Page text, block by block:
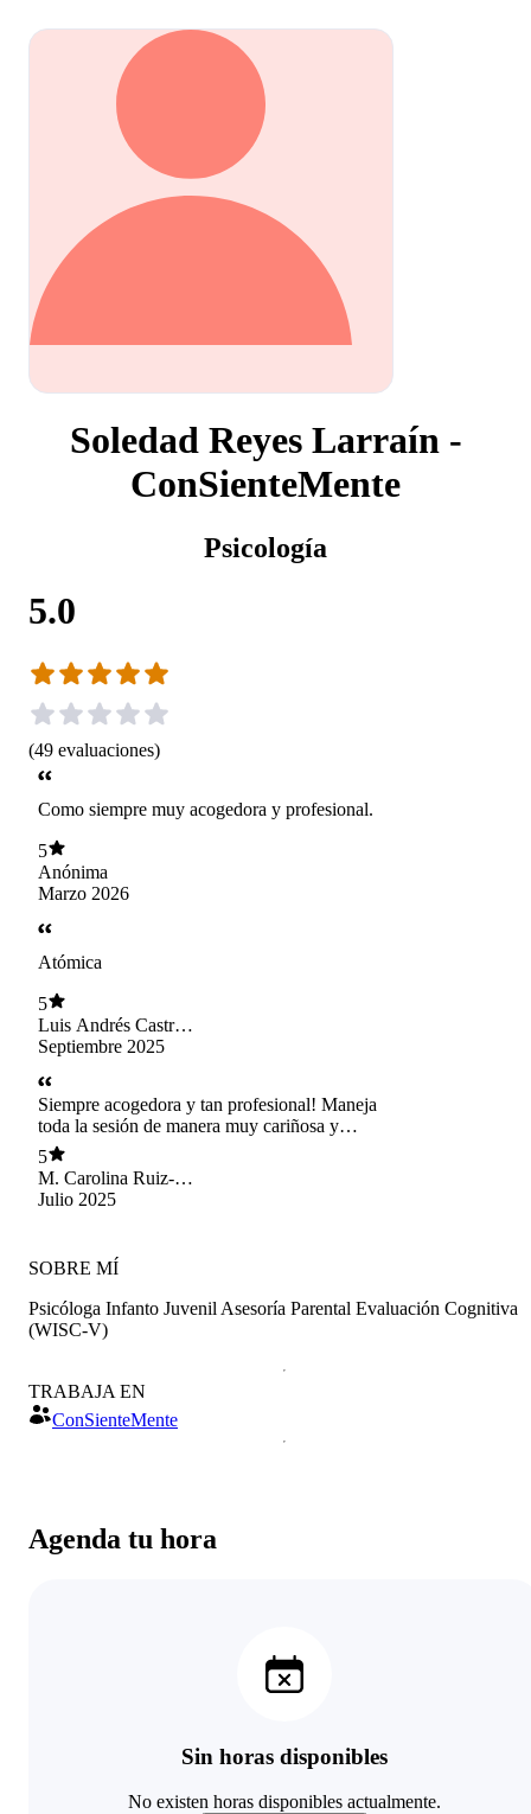
Soledad Reyes Larraín -
ConSienteMente
Psicología
5.0
(49 evaluaciones)
Como siempre muy acogedora y profesional.
5
Anónima
Marzo 2026
Atómica
5
Luis Andrés Castro
Noguera
Septiembre 2025
Siempre acogedora y tan profesional! Maneja
toda la sesión de manera muy cariñosa y
siempre logrando resultados excelentes!
5
M. Carolina Ruiz-
Moreno Valdes
Julio 2025
Agenda tu hora
Sin horas disponibles
No existen horas disponibles actualmente.
SOBRE MÍ
Psicóloga Infanto Juvenil Asesoría Parental Evaluación Cognitiva
(WISC-V)
TRABAJA EN
ConSienteMente